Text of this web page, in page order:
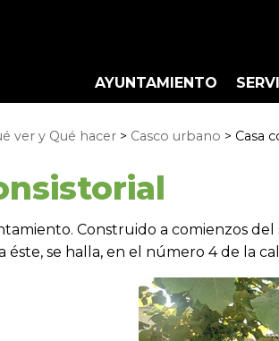
AYUNTAMIENTO
ver y Qué hacer > Casco urbano > Casa
Construido a comienzos
se halla, en el número 4 de la